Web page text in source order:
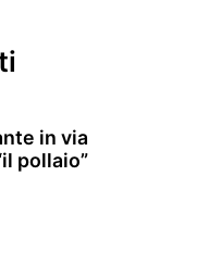
in via
pollaio”